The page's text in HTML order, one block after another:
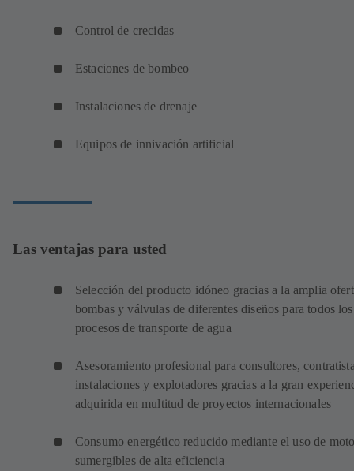
Control de crecidas
Estaciones de bombeo
Instalaciones de drenaje
Equipos de innivación artificial
Las ventajas para usted
Selección del producto idóneo gracias a la amplia
bombas y válvulas de diferentes diseños para todos los
procesos de transporte de agua
Asesoramiento profesional para consultores,
instalaciones y explotadores gracias a la gran
adquirida en multitud de proyectos internacionales
Consumo energético reducido mediante el uso de
sumergibles de alta eficiencia